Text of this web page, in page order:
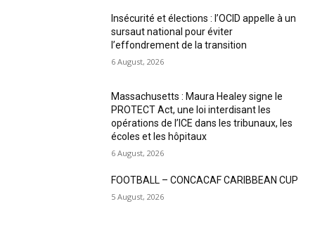
Insécurité et élections : l’OCID appelle à un
sursaut national pour éviter
l’effondrement de la transition
6 August, 2026
Massachusetts : Maura Healey signe le
PROTECT Act, une loi interdisant les
opérations de l’ICE dans les tribunaux, les
écoles et les hôpitaux
6 August, 2026
FOOTBALL – CONCACAF CARIBBEAN CUP
5 August, 2026